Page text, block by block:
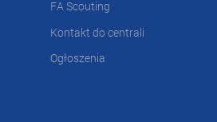
FA Scouting
Kontakt do centrali
Ogłoszenia